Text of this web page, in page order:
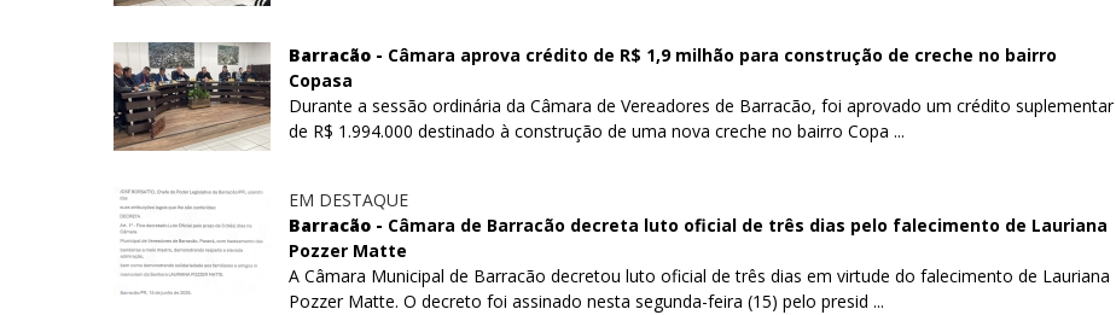
Barracão - Câmara aprova crédito de R$ 1,9 milhão para construção de creche no bairro
Copasa
Durante a sessão ordinária da Câmara de Vereadores de Barracão, foi aprovado um crédito suplementar
de R$ 1.994.000 destinado à construção de uma nova creche no bairro Copa ...
EM DESTAQUE
Barracão - Câmara de Barracão decreta luto oficial de três dias pelo falecimento de Lauriana
Pozzer Matte
A Câmara Municipal de Barracão decretou luto oficial de três dias em virtude do falecimento de Lauriana
Pozzer Matte. O decreto foi assinado nesta segunda-feira (15) pelo presid ...